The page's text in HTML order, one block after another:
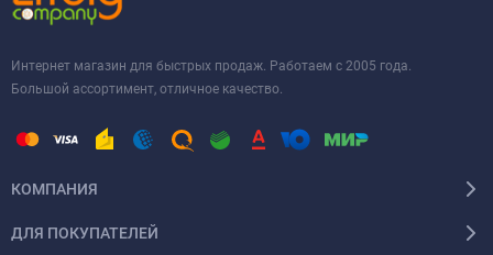
Интернет магазин для быстрых продаж. Работаем с 2005 года.
Большой ассортимент, отличное качество.
КОМПАНИЯ
ДЛЯ ПОКУПАТЕЛЕЙ